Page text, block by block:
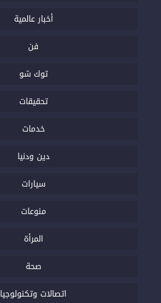
أخبار عالمية
فن
توك شو
تحقيقات
خدمات
دين ودنيا
سيارات
منوعات
المرأة
صحة
اتصالات وتكنولوجيا